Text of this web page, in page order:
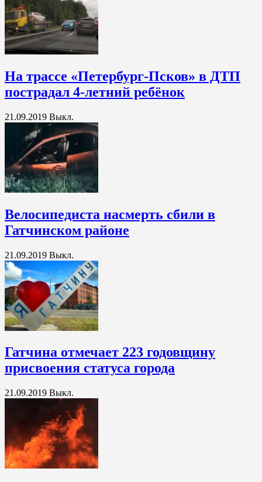
На трассе «Петербург-Псков» в ДТП
пострадал 4-летний ребёнок
21.09.2019 Выкл.
Велосипедиста насмерть сбили в
Гатчинском районе
21.09.2019 Выкл.
Гатчина отмечает 223 годовщину
присвоения статуса города
21.09.2019 Выкл.